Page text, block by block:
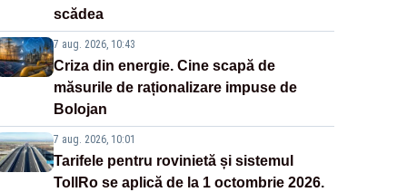
scădea
7 aug. 2026, 10:43
Criza din energie. Cine scapă de
măsurile de raționalizare impuse de
Bolojan
7 aug. 2026, 10:01
Tarifele pentru rovinietă și sistemul
TollRo se aplică de la 1 octombrie 2026.